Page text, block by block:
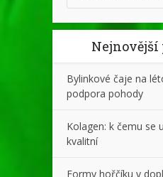
Bylinkové čaje na
podpora pohody
Kolagen: k čemu se
kvalitní
Formy hořčíku v